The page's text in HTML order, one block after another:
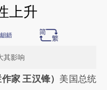
上升
龉
其影响
这段话：本文由第三方
家 王汉锋） 美国总统